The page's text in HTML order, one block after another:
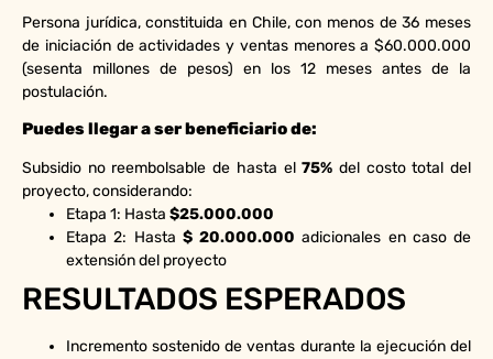
Persona jurídica, constituida en Chile, con menos de 36 meses
de iniciación de actividades y ventas menores a $60.000.000
(sesenta millones de pesos) en los 12 meses antes de la
postulación.
Puedes llegar a ser beneficiario de:
Subsidio no reembolsable de hasta el75% del costo total del
proyecto, considerando:
Etapa 1: Hasta $25.000.000
Etapa 2: Hasta $ 20.000.000adicionales en caso de
extensión del proyecto
RESULTADOS ESPERADOS
Incremento sostenido de ventas durante la ejecución del